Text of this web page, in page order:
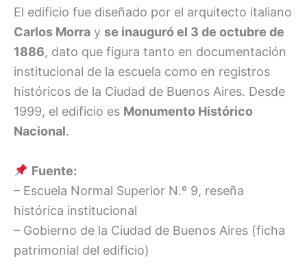
El edificio fue diseñado por el arquitecto italiano
Carlos Morra y se inauguró el 3 de octubre de
1886, dato que figura tanto en documentación
institucional de la escuela como en registros
históricos de la Ciudad de Buenos Aires. Desde
1999, el edificio es Monumento Histórico
Nacional.
Fuente:
– Escuela Normal Superior N.º 9, reseña
histórica institucional
– Gobierno de la Ciudad de Buenos Aires (ficha
patrimonial del edificio)